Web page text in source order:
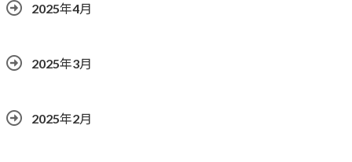
2025年4月
2025年3月
2025年2月